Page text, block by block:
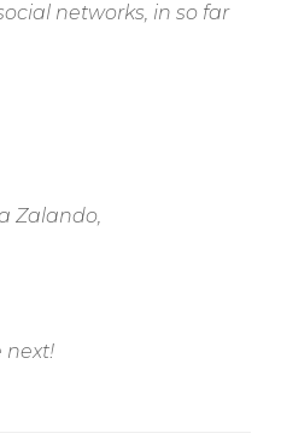
networks, in so far
Zalando,
next!